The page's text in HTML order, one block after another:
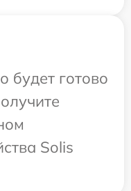
будет готово
Solis